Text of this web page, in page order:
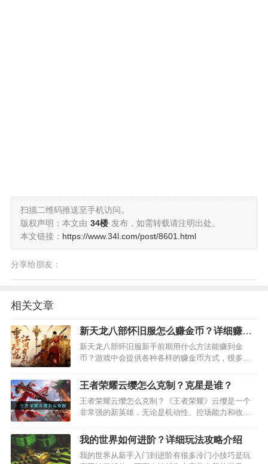
扫描二维码推送至手机访问。
版权声明：本文由 34楼 发布，如需转载请注明出处。
本文链接： https://www.34l.com/post/8601.html
分享给朋友：
相关文章
新天龙八部怀旧服怎么赚金币？详细赚金
币攻略介绍
新天龙八部怀旧服新手前期用什么方法能赚到金
币？游戏中会提供各种各样的赚金币方式，很多玩
期能用的搬砖赚金币的技巧，下面的攻略中会详细
的为大家介绍赚金币的玩法。一、跑商任务…
王者荣耀云缨怎么克制？克星是谁？
王者荣耀云缨怎么克制？《王者荣耀》云缨是一个
非常强的新英雄，无论是机动性、控场能力和收割
不已。那么用什么英雄可以克制云缨呢？今天小编
就和大家说说云缨的克星英雄，快来了解一番
吧！…
我的世界如何进阶？详细玩法攻略介绍
我的世界从新手入门到进阶有很多冷门小技巧是玩